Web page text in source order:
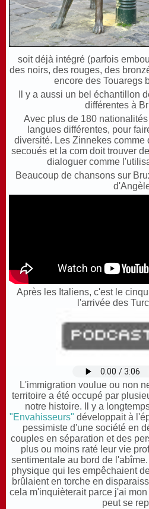
soit déjà intégré (parfois
des noirs, des rouges, des
encore des Touaregs
l y a aussi un bel échantillon
différentes à
Avec plus de 180
langues différentes, pour
diversité. Les Zinnekes comme
secoués et la com doit trouver
dialoguer comme
Beaucoup de chansons sur
Après les Italiens, c'est le
l'arrivée des
L'immigration voulue ou non
territoire a été occupé par
notre histoire. Il y a
"Envahisseurs" développait à
pessimiste d'une société en
couples en séparation et des
plus ou moins raté leur vie
sentimentale au bord de
physique qui les empêchaient
brûlaient en torche en
cela m'inquièterait parce j'ai
peut se